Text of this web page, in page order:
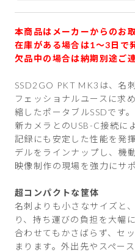
本商品はメーカーからのお
在庫がある場合は1〜3日で
欠品中の場合は納期別途ご
SSD2GO PKT MK3は、名
フェッショナルユースに求
縮したポータブルSSDです
新カメラとのUSB-C接続に
記録にも安定した性能を発
デルをラインナップし、機
映像制作の現場を強力にサ
超コンパクトな筐体
名刺よりも小さなサイズと
り、持ち運びの負担を大幅
合わせてもかさばらず、セ
まります。外出先やスペー